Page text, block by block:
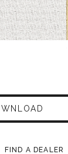
FIND A DEALER